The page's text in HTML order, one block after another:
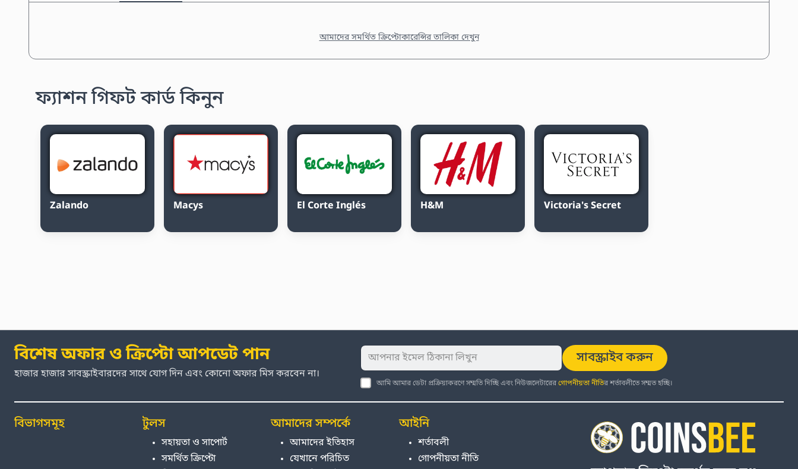
আমাদের সমর্থিত ক্রিপ্টোকারেন্সির তালিকা দেখুন
ফ্যাশন গিফট কার্ড কিনুন
Zalando Macys El Corte Inglés H&M Victoria's Secret
বিশেষ অফার ও ক্রিপ্টো আপডেট পান
হাজার হাজার সাবস্ক্রাইবারদের সাথে যোগ দিন এবং কোনো অফার মিস করবেন না।
সাবস্ক্রাইব করুন
আমি আমার ডেটা প্রক্রিয়াকরণে সম্মতি দিচ্ছি এবং নিউজলেটারেরগোপনীয়তা নীতির শর্তাবলীতে সম্মত হচ্ছি।
বিভাগসমূহ টুলস
সহায়তা ও সাপোর্ট
সমর্থিত ক্রিপ্টো
আমাদের সম্পর্কে
আমাদের ইতিহাস
যেখানে পরিচিত
আইনি
শর্তাবলী
গোপনীয়তা নীতি